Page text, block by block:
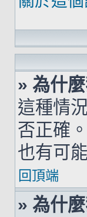
» 為什
這種情
否正確
也有可
回頂端
» 為什